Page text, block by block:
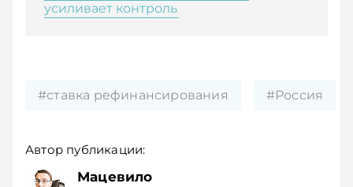
усиливает контроль
#ставка рефинансирования #Россия
Автор публикации:
Мацевило